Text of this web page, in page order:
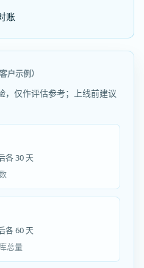
账
户示例）
，仅作评估参考；上线前建议
各 30 天
各 60 天
总量